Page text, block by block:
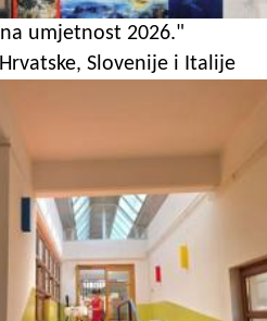
umjetnost 2026."
Slovenije i Italije